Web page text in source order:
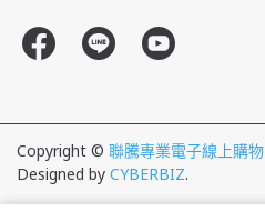
Copyright © 聯騰專業電子線上購物
Designed by CYBERBIZ.